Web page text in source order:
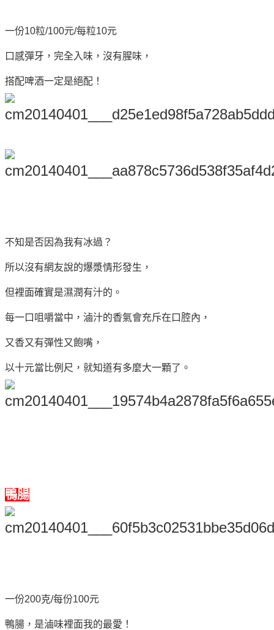
一份10粒/100元/每粒10元
口感彈牙，完全入味，沒有腥味，
搭配啤酒一定是絕配！
不知是否因為我有冰過？
所以沒有網友說的爆漿情形發生，
但裡面確實是濕潤有汁的。
每一口咀嚼當中，滷汁的香氣會充斥在口腔內，
又香又有彈性又飽嘴，
以十元當比例尺，就知道有多麼大一顆了。
鴨腸
一份200克/每份100元
鴨腸，是滷味裡面我的最愛！